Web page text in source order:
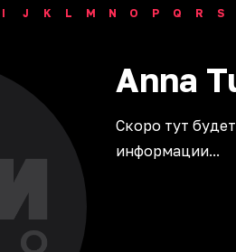
I J K L M N O P Q R S
Anna
Скоро тут
информации...